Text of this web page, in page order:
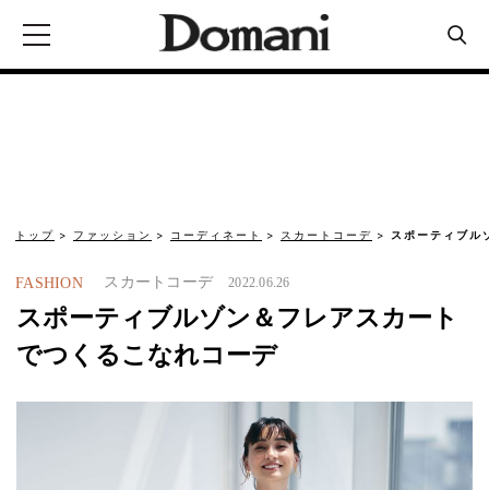
トップ ファッション コーディネート スカートコーデ スポーティブル
FASHION スカートコーデ 2022.06.26
スポーティブルゾン＆フレアスカート
でつくるこなれコーデ